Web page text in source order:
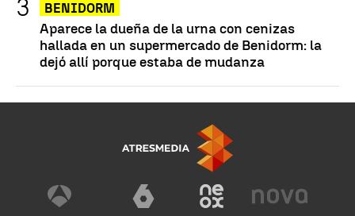
BENIDORM
Aparece la dueña de la urna con cenizas
hallada en un supermercado de Benidorm: la
dejó allí porque estaba de mudanza